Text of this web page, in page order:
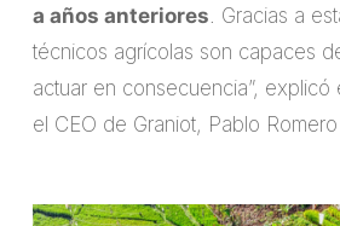
a años anteriores . Gracias a
técnicos agrícolas son capaces
actuar en consecuencia”, explicó
el CEO de Graniot, Pablo Romero